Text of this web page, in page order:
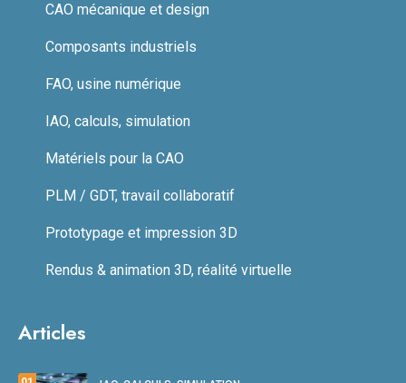
CAO mécanique et design
Composants industriels
FAO, usine numérique
IAO, calculs, simulation
Matériels pour la CAO
PLM / GDT, travail collaboratif
Prototypage et impression 3D
Rendus & animation 3D, réalité virtuelle
Articles